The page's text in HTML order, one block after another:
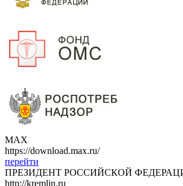
МАХ
https://download.max.ru/
перейти
ПРЕЗИДЕНТ РОССИЙСКОЙ
http://kremlin.ru